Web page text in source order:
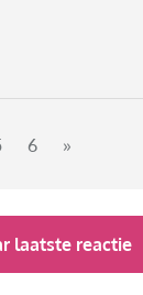
6 »
laatste reactie